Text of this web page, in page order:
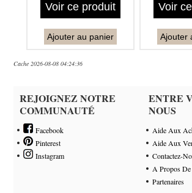
Voir ce produit
Ajouter au panier
Voir
Ajouter
Cache 2026-08-08 04:24:36
REJOIGNEZ NOTRE
COMMUNAUTÉ
Facebook
Pinterest
Instagram
ENTRE
NOUS
Aide Aux
Aide Aux
Contactez-
A Propos
Partenaires